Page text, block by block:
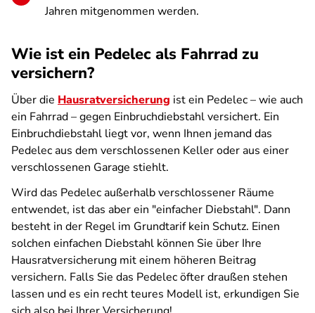
Jahren mitgenommen werden.
Wie ist ein Pedelec als Fahrrad zu
versichern?
Über die Hausratversicherung ist ein Pedelec – wie auch
ein Fahrrad – gegen Einbruchdiebstahl versichert. Ein
Einbruchdiebstahl liegt vor, wenn Ihnen jemand das
Pedelec aus dem verschlossenen Keller oder aus einer
verschlossenen Garage stiehlt.
Wird das Pedelec außerhalb verschlossener Räume
entwendet, ist das aber ein "einfacher Diebstahl". Dann
besteht in der Regel im Grundtarif kein Schutz. Einen
solchen einfachen Diebstahl können Sie über Ihre
Hausratversicherung mit einem höheren Beitrag
versichern. Falls Sie das Pedelec öfter draußen stehen
lassen und es ein recht teures Modell ist, erkundigen Sie